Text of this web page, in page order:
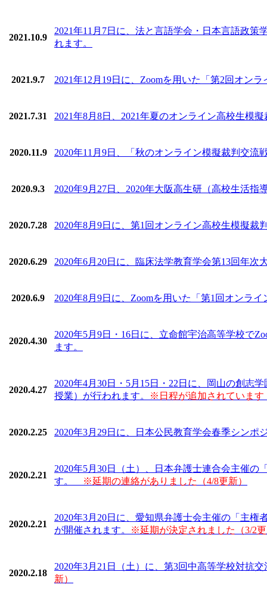
2021.10.9
2021年11月7日に、法と言語学会・日本言語政
れます。
2021.9.7 2021年12月19日に、Zoomを用いた「第2回オン
2021.7.31 2021年8月8日、2021年夏のオンライン高校生模
2020.11.9 2020年11月9日、「秋のオンライン模擬裁判交流
2020.9.3 2020年9月27日、2020年大阪高生研（高校生活
2020.7.28 2020年8月9日に、第1回オンライン高校生模擬裁
2020.6.29 2020年6月20日に、臨床法学教育学会第13回年
2020.6.9 2020年8月9日に、Zoomを用いた「第1回オンラ
2020.4.30
2020年5月9日・16日に、立命館宇治高等学校で
ます。
2020.4.27
2020年4月30日・5月15日・22日に、岡山の創志
授業）が行われます。
※日程が追加されています
2020.2.25 2020年3月29日に、日本公民教育学会春季シンポ
2020.2.21
2020年5月30日（土）、日本弁護士連合会主催
す。
※延期の連絡がありました（4/8更新）
2020.2.21
2020年3月20日に、愛知県弁護士会主催の「主
が開催されます。
※延期が決定されました（3/2
2020.2.18
2020年3月21日（土）に、第3回中高等学校対抗
新）